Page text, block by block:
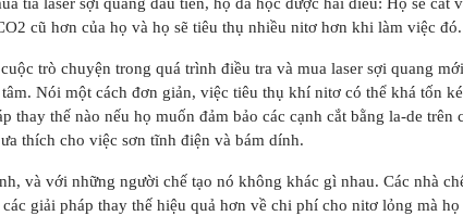
cũ hơn của họ và họ sẽ tiêu thụ nhiều nitơ hơn khi làm việc đó.
trò chuyện trong quá trình điều tra và mua laser sợi quang
Nói một cách đơn giản, việc tiêu thụ khí nitơ có thể khá tốn
thay thế nào nếu họ muốn đảm bảo các cạnh cắt bằng la-de trên
thích cho việc sơn tĩnh điện và bám dính.
và với những người chế tạo nó không khác gì nhau. Các nhà
giải pháp thay thế hiệu quả hơn về chi phí cho nitơ lỏng mà họ